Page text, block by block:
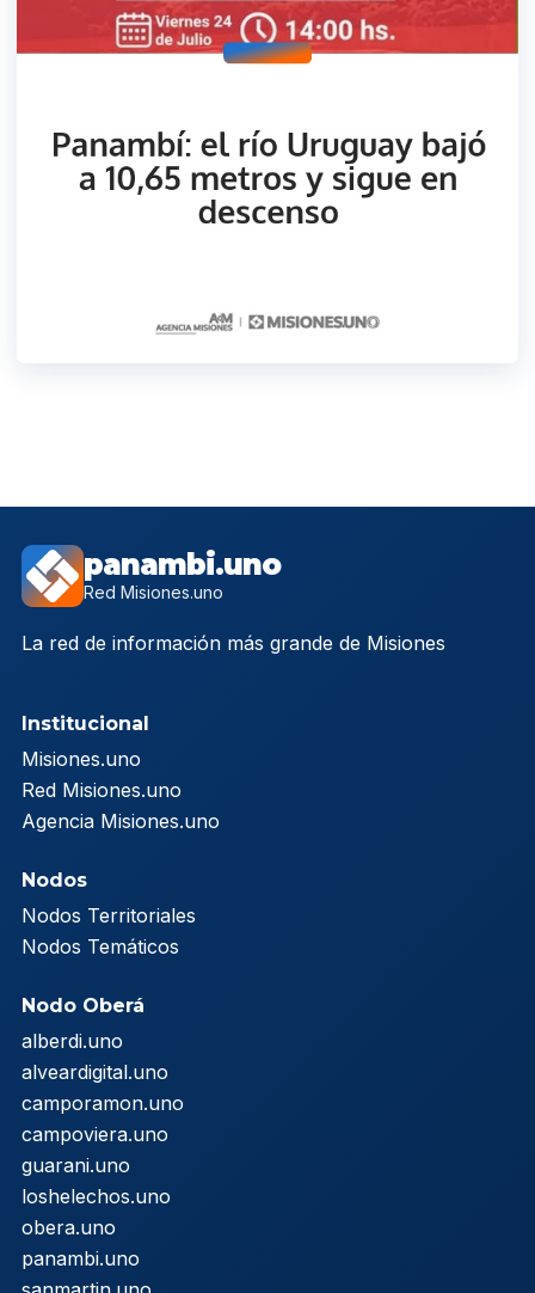
panambi.uno
Red Misiones.uno
La red de información más grande de Misiones
Institucional
Misiones.uno
Red Misiones.uno
Agencia Misiones.uno
Nodos
Nodos Territoriales
Nodos Temáticos
Nodo Oberá
alberdi.uno
alveardigital.uno
camporamon.uno
campoviera.uno
guarani.uno
loshelechos.uno
obera.uno
panambi.uno